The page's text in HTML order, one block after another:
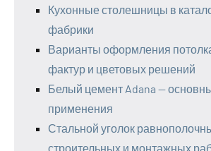
Кухонные столешницы в
фабрики
Варианты оформления
фактур и цветовых решений
Белый цемент Adana —
применения
Стальной уголок
строительных и монтажных